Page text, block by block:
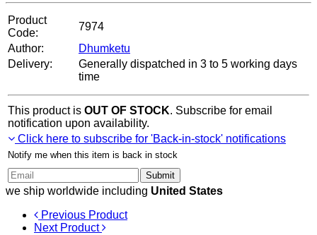
Product
Code:
7974
Author:
Dhumketu
Delivery:
Generally dispatched in 3 to 5 working days
time
This product is OUT OF STOCK. Subscribe for email
notification upon availability.
Click here to subscribe for 'Back-in-stock' notifications
Notify me when this item is back in stock
Submit
we ship worldwide including United States
Previous Product
Next Product